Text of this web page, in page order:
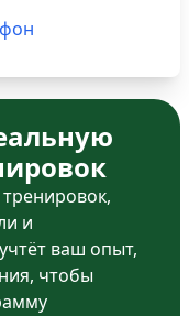
и
ваш опыт,
чтобы